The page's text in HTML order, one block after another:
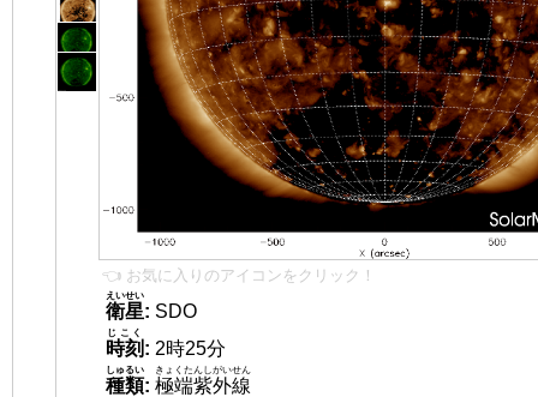
👈 お気に入りのアイコンをクリック！
衛星
えいせい
: SDO
時刻
じこく
: 2時25分
種類
しゅるい
: 極端紫外線
きょくたんしがいせん